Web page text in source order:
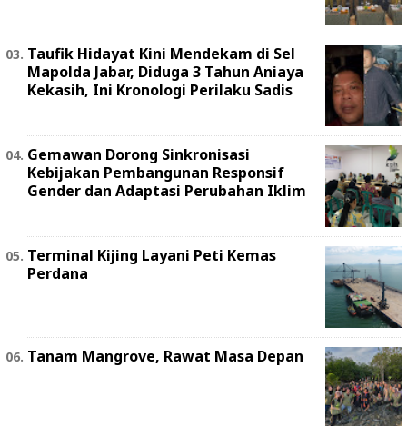
Taufik Hidayat Kini Mendekam di Sel
Mapolda Jabar, Diduga 3 Tahun Aniaya
Kekasih, Ini Kronologi Perilaku Sadis
Gemawan Dorong Sinkronisasi
Kebijakan Pembangunan Responsif
Gender dan Adaptasi Perubahan Iklim
Terminal Kijing Layani Peti Kemas
Perdana
Tanam Mangrove, Rawat Masa Depan